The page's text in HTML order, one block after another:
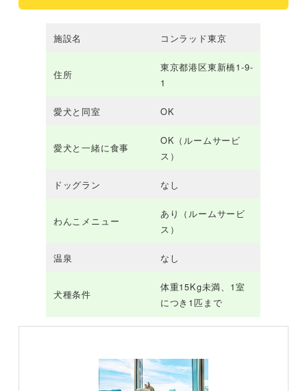
施設名 コンラッド東京
住所
東京都港区東新橋1-9-
1
愛犬と同室 OK
愛犬と一緒に食事
OK（ルームサービ
ス）
ドッグラン なし
わんこメニュー
あり（ルームサービ
ス）
温泉 なし
犬種条件
体重15Kg未満、1室
につき1匹まで